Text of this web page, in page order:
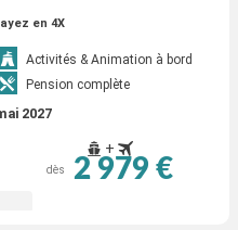
en 4X
Activités & Animation à bord
Pension complète
2027
+
dès 2 979 €